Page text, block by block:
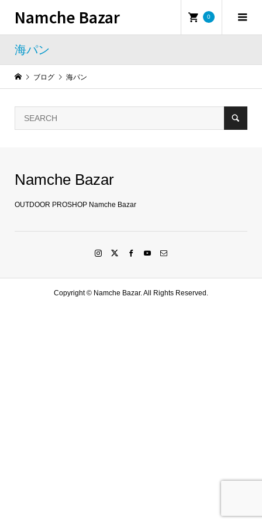
Namche Bazar 0
海パン
ブログ 海パン
Namche Bazar
OUTDOOR PROSHOP Namche Bazar
Copyright © Namche Bazar. All Rights Reserved.
LINE友達登録